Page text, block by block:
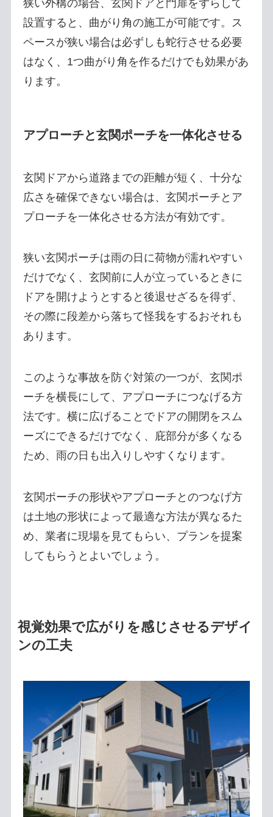
狭い外構の場合、玄関ドアと門扉をずらして
設置すると、曲がり角の施工が可能です。ス
ペースが狭い場合は必ずしも蛇行させる必要
はなく、1つ曲がり角を作るだけでも効果があ
ります。
アプローチと玄関ポーチを一体化させる
玄関ドアから道路までの距離が短く、十分な
広さを確保できない場合は、玄関ポーチとア
プローチを一体化させる方法が有効です。
狭い玄関ポーチは雨の日に荷物が濡れやすい
だけでなく、玄関前に人が立っているときに
ドアを開けようとすると後退せざるを得ず、
その際に段差から落ちて怪我をするおそれも
あります。
このような事故を防ぐ対策の一つが、玄関ポ
ーチを横長にして、アプローチにつなげる方
法です。横に広げることでドアの開閉をスム
ーズにできるだけでなく、庇部分が多くなる
ため、雨の日も出入りしやすくなります。
玄関ポーチの形状やアプローチとのつなげ方
は土地の形状によって最適な方法が異なるた
め、業者に現場を見てもらい、プランを提案
してもらうとよいでしょう。
視覚効果で広がりを感じさせるデザイ
ンの工夫